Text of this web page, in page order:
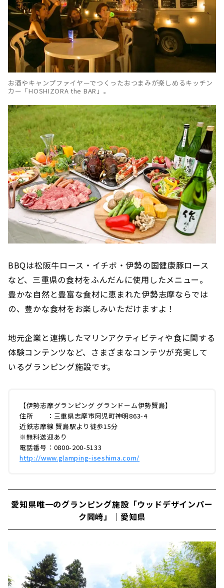
お酒やキャンプファイヤーでつくったおつまみが楽しめるキッチン
カー「HOSHIZORA the BAR」。
BBQは松阪牛ロース・イチボ・伊勢の国健康豚ロース
など、三重県の食材をふんだんに使用したメニュー。
豊かな自然と豊富な食材に恵まれた伊勢志摩ならでは
の、豊かな食材をお楽しみいただけますよ！
地元企業と連携したマリンアクティビティや食に関する
体験コンテンツなど、さまざまなコンテツが充実して
いるグランピング施設です。
【伊勢志摩グランピング グランドーム伊勢賢島】
住所 ：三重県志摩市阿児町神明863-4
近鉄志摩線 賢島駅より徒歩15分
※無料送迎あり
電話番号：0800-200-5133
http://www.glamping-iseshima.com/
愛知県唯一のグランピング施設「ウッドデザインパー
ク岡崎」｜愛知県